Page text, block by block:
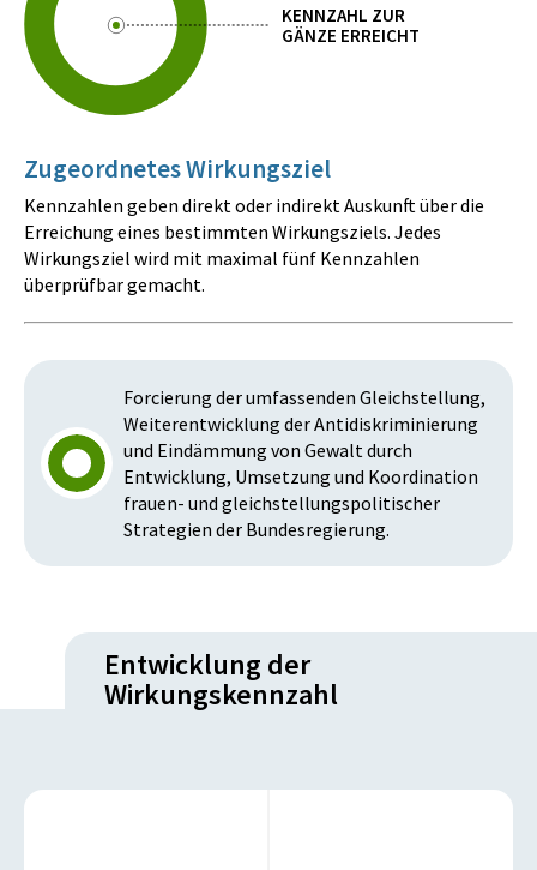
KENNZAHL ZUR
GÄNZE ERREICHT
Zugeordnetes Wirkungsziel
Kennzahlen geben direkt oder indirekt Auskunft über die
Erreichung eines bestimmten Wirkungsziels. Jedes
Wirkungsziel wird mit maximal fünf Kennzahlen
überprüfbar gemacht.
Forcierung der umfassenden Gleichstellung,
Weiterentwicklung der Antidiskriminierung
und Eindämmung von Gewalt durch
Entwicklung, Umsetzung und Koordination
frauen- und gleichstellungspolitischer
Strategien der Bundesregierung.
Entwicklung der
Wirkungskennzahl